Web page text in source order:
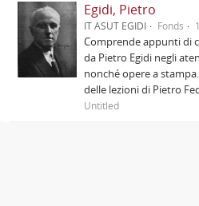
Egidi, Pietro
IT ASUT EGIDI Fonds
Comprende appunti di
da Pietro Egidi negli
nonché opere a
delle lezioni di Pietro
Untitled